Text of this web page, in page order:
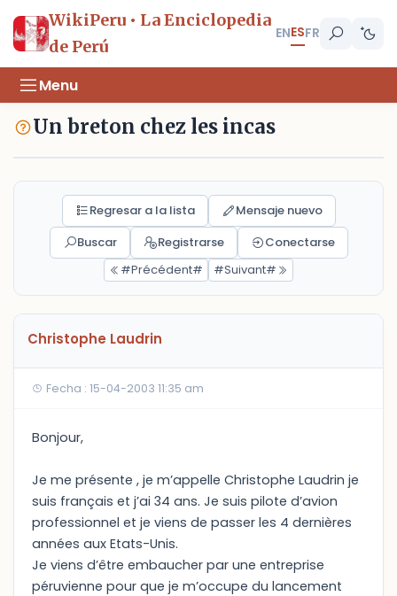
WikiPeru • La Enciclopedia
de Perú
ENESFR
Menu
Un breton chez les incas
Regresar a la lista
Mensaje nuevo
Buscar
Registrarse
Conectarse
#Précédent#
#Suivant#
Christophe Laudrin
Fecha : 15-04-2003 11:35 am
Bonjour,
Je me présente , je m’appelle Christophe Laudrin je
suis français et j’ai 34 ans. Je suis pilote d’avion
professionnel et je viens de passer les 4 dernières
années aux Etats-Unis.
Je viens d’être embaucher par une entreprise
péruvienne pour que je m’occupe du lancement